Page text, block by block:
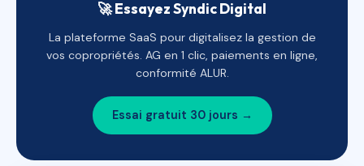
🚀 Essayez Syndic Digital
La plateforme SaaS pour digitalisez la gestion de
vos copropriétés. AG en 1 clic, paiements en ligne,
conformité ALUR.
Essai gratuit 30 jours →